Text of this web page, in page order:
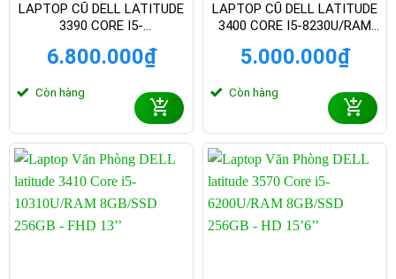
LAPTOP CŨ DELL LATITUDE
3390 CORE I5-
– FHD 13 INCH X 360 GẬP
6.800.000₫
Còn hàng
LAPTOP CŨ DELL LATITUDE
3400 CORE I5-8230U/RAM
INCH
5.000.000₫
Còn hàng